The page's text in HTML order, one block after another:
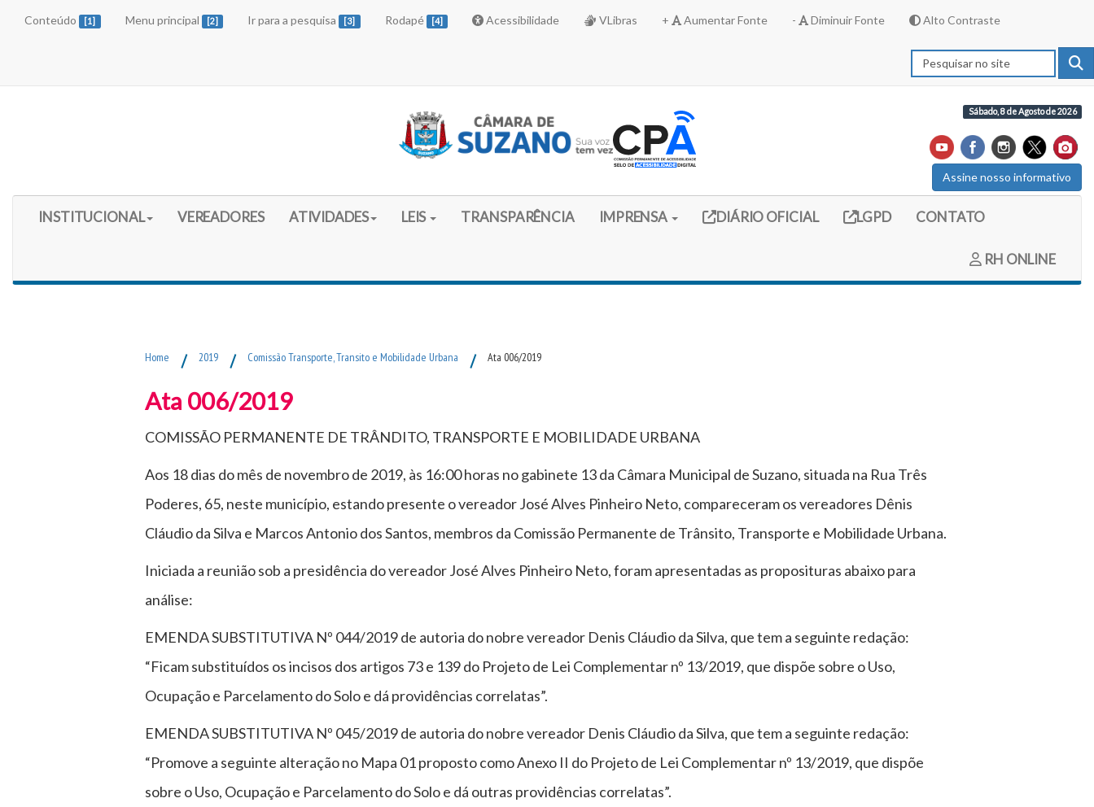
Conteúdo [1] Menu principal [2] Ir para a pesquisa [3] Rodapé [4] Acessibilidade VLibras + Aumentar Fonte - Diminuir Fonte Alto Contraste
Sábado, 8 de Agosto de 2026
Assine nosso informativo
Início do Menu Principal
INSTITUCIONAL VEREADORES ATIVIDADES LEIS TRANSPARÊNCIA IMPRENSA Link externo (site do diario oficial do legislativo)
DIÁRIO OFICIAL Link externo (site com informações LGPD)
LGPD CONTATO
RH ONLINE
Home / 2019 / Comissão Transporte, Transito e Mobilidade Urbana / Ata 006/2019
Ata 006/2019
COMISSÃO PERMANENTE DE TRÂNDITO, TRANSPORTE E MOBILIDADE URBANA
Aos 18 dias do mês de novembro de 2019, às 16:00 horas no gabinete 13 da Câmara Municipal de Suzano, situada na Rua Três
Poderes, 65, neste município, estando presente o vereador José Alves Pinheiro Neto, compareceram os vereadores Dênis
Cláudio da Silva e Marcos Antonio dos Santos, membros da Comissão Permanente de Trânsito, Transporte e Mobilidade Urbana.
Iniciada a reunião sob a presidência do vereador José Alves Pinheiro Neto, foram apresentadas as proposituras abaixo para
análise:
EMENDA SUBSTITUTIVA Nº 044/2019 de autoria do nobre vereador Denis Cláudio da Silva, que tem a seguinte redação:
“Ficam substituídos os incisos dos artigos 73 e 139 do Projeto de Lei Complementar nº 13/2019, que dispõe sobre o Uso,
Ocupação e Parcelamento do Solo e dá providências correlatas”.
EMENDA SUBSTITUTIVA Nº 045/2019 de autoria do nobre vereador Denis Cláudio da Silva, que tem a seguinte redação:
“Promove a seguinte alteração no Mapa 01 proposto como Anexo II do Projeto de Lei Complementar nº 13/2019, que dispõe
sobre o Uso, Ocupação e Parcelamento do Solo e dá outras providências correlatas”.